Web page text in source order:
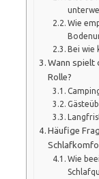
Wie
Bei wie
Wann spielt
Rolle?
Häufige
Wie